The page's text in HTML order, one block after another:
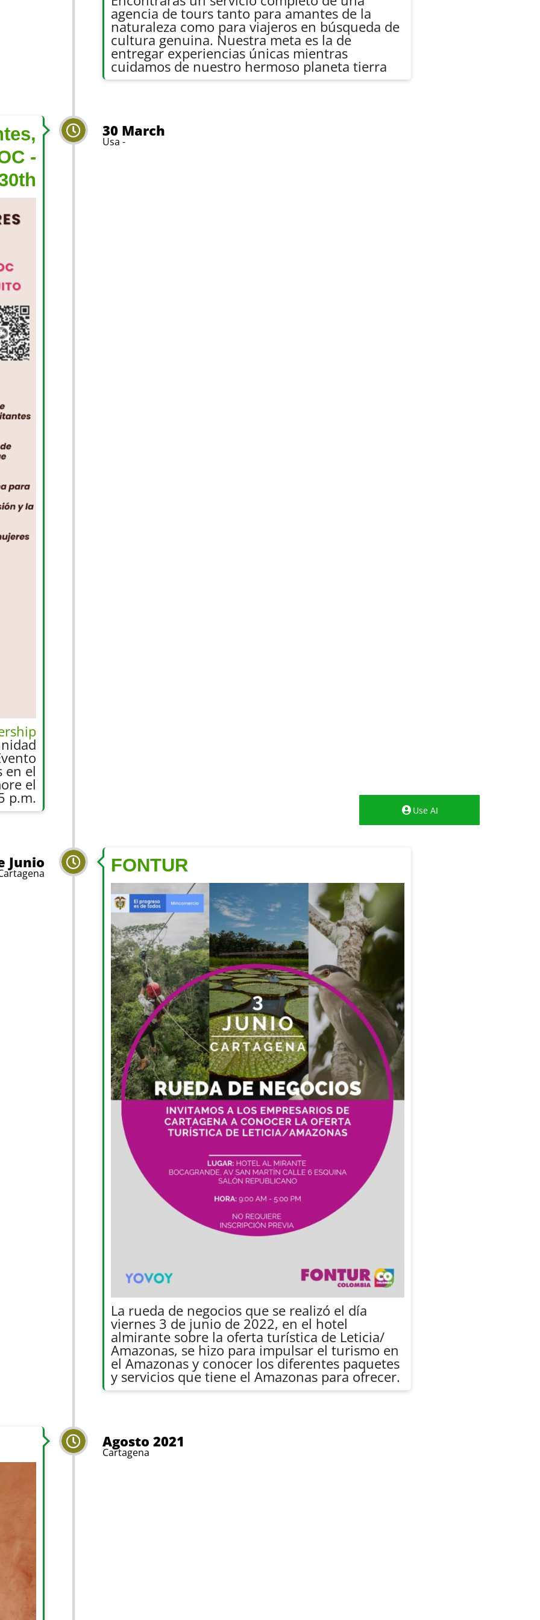
agencia de tours tanto para amantes de la
naturaleza como para viajeros en búsqueda de
cultura genuina. Nuestra meta es la de
entregar experiencias únicas mientras
cuidamos de nuestro hermoso planeta tierra
30 March
Usa -
-
en el
el
p.m.
Junio FONTUR
La rueda de negocios que se realizó el día
viernes 3 de junio de 2022, en el hotel
almirante sobre la oferta turística de Leticia/
Amazonas, se hizo para impulsar el turismo en
el Amazonas y conocer los diferentes paquetes
y servicios que tiene el Amazonas para ofrecer.
Agosto 2021
Cartagena
Use AI